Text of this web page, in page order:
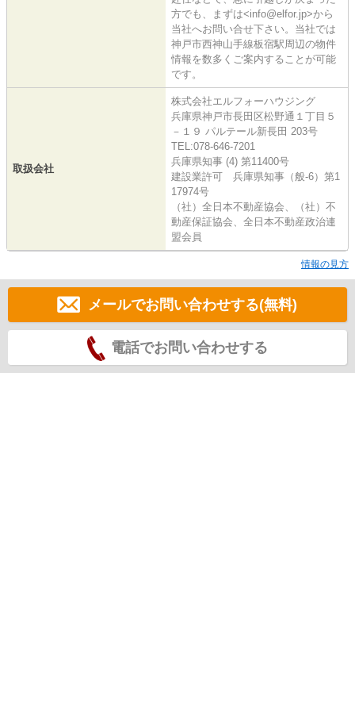
方でも、まずは<info@elfor.jp>から
当社へお問い合せ下さい。当社では
神戸市西神山手線板宿駅周辺の物件
情報を数多くご案内することが可能
です。
取扱会社
株式会社エルフォーハウジング
兵庫県神戸市長田区松野通１丁目５
－１９ パルテール新長田 203号
TEL:078-646-7201
兵庫県知事 (4) 第11400号
建設業許可 兵庫県知事（般-6）第1
17974号
（社）全日本不動産協会、（社）不
動産保証協会、全日本不動産政治連
盟会員
情報の見方
メールでお問い合わせする(無料)
電話でお問い合わせする